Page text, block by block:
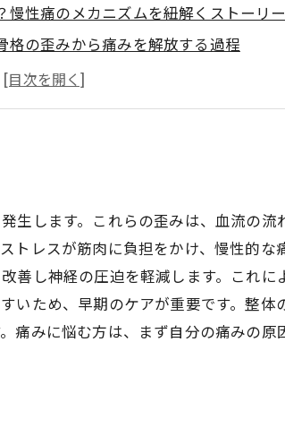
慢性痛のメカニズムを紐解くストーリー
格の歪みから痛みを解放する過程
術の効果と未来への希望
！今すぐ役立つ整体の対策法
します。これらの歪みは、血流の
トレスが筋肉に負担をかけ、慢性的
し神経の圧迫を軽減します。これに
いため、早期のケアが重要です。整
痛みに悩む方は、まず自分の痛みの